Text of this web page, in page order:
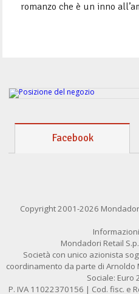
romanzo che è un inno
Facebook
Copyright 2001-2026
Mondadori Retail
Società con unico azionista
coordinamento da parte di Arnoldo
Sociale: Euro
P. IVA 11022370156 | Cod. fisc. e